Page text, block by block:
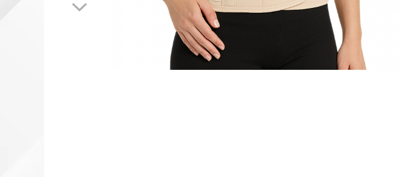
ORTEZE PENTRU COLOANA